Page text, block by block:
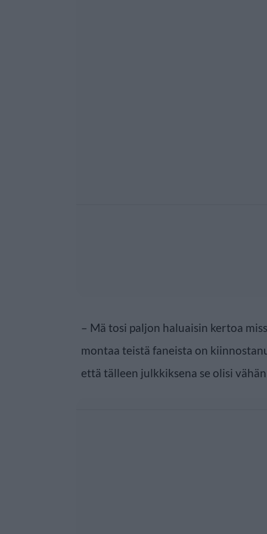
– Mä tosi paljon haluaisin kertoa
montaa teistä faneista on
että tälleen julkkiksena se olisi